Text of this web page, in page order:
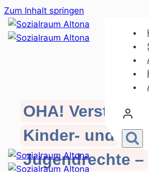
Zum Inhalt springen
OHA! Verstärker
Kinder- und
Jugendrechte –